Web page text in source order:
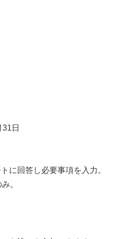
日
に回答し必要事項を入力。
。